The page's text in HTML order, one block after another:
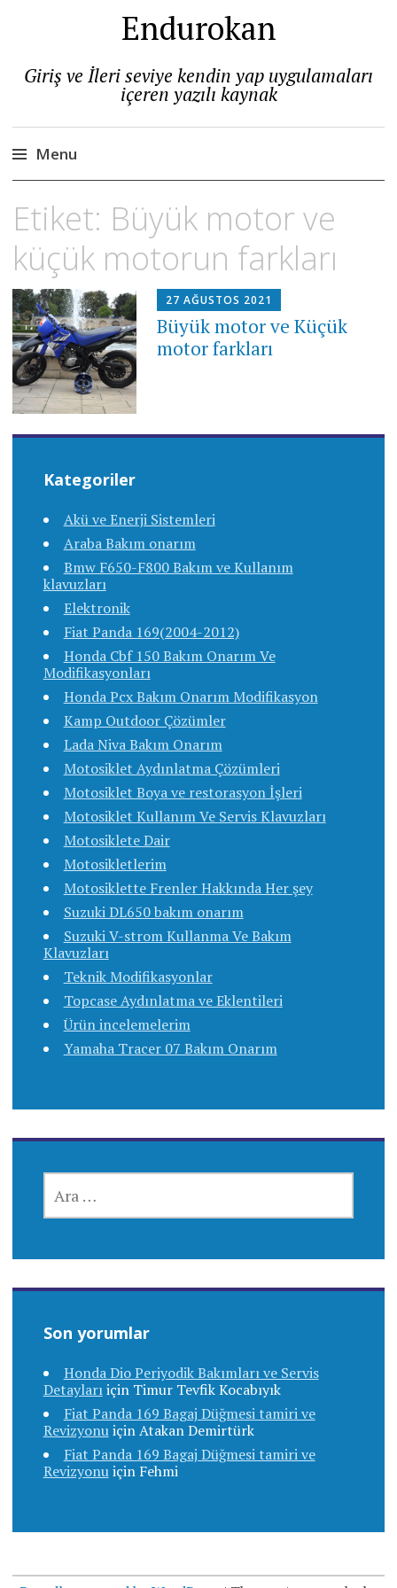
Endurokan
Giriş ve İleri seviye kendin yap uygulamaları
içeren yazılı kaynak
Menu
to
Etiket: Büyük motor ve
küçük motorun farkları
27 AĞUSTOS 2021
Büyük motor ve Küçük
motor farkları
Kategoriler
Akü ve Enerji Sistemleri
Araba Bakım onarım
Bmw F650-F800 Bakım ve Kullanım
klavuzları
Elektronik
Fiat Panda 169(2004-2012)
Honda Cbf 150 Bakım Onarım Ve
Modifikasyonları
Honda Pcx Bakım Onarım Modifikasyon
Kamp Outdoor Çözümler
Lada Niva Bakım Onarım
Motosiklet Aydınlatma Çözümleri
Motosiklet Boya ve restorasyon İşleri
Motosiklet Kullanım Ve Servis Klavuzları
Motosiklete Dair
Motosikletlerim
Motosiklette Frenler Hakkında Her şey
Suzuki DL650 bakım onarım
Suzuki V-strom Kullanma Ve Bakım
Klavuzları
Teknik Modifikasyonlar
Topcase Aydınlatma ve Eklentileri
Ürün incelemelerim
Yamaha Tracer 07 Bakım Onarım
Son yorumlar
Honda Dio Periyodik Bakımları ve Servis
Detaylarıiçin Timur Tevfik Kocabıyık
Fiat Panda 169 Bagaj Düğmesi tamiri ve
RevizyonuiçinAtakan Demirtürk
Fiat Panda 169 Bagaj Düğmesi tamiri ve
Revizyonuiçin Fehmi